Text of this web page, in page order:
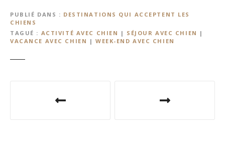
PUBLIÉ DANS
DESTINATIONS QUI ACCEPTENT LES
CHIENS
TAGUÉ
ACTIVITÉ AVEC CHIEN | SÉJOUR AVEC CHIEN |
VACANCE AVEC CHIEN | WEEK-END AVEC CHIEN